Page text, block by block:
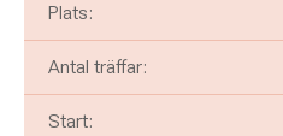
Plats:
Antal träffar:
Start: